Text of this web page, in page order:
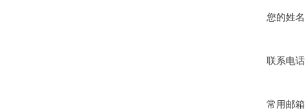
您的姓名
联系电话
常用邮箱